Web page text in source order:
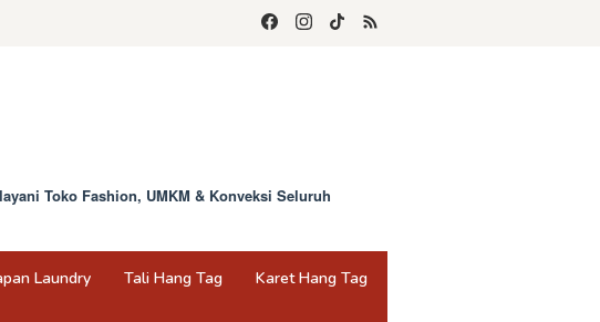
Toko Fashion, UMKM & Konveksi Seluruh
Laundry Tali Hang Tag Karet Hang Tag